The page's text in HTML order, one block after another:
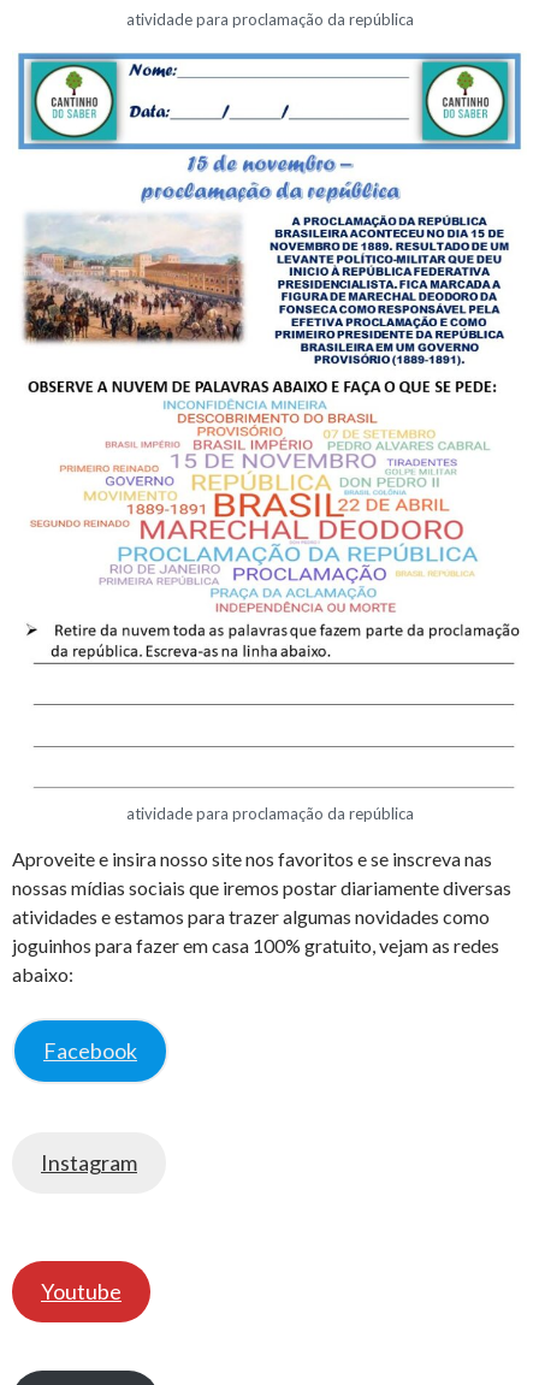
atividade para proclamação da república
atividade para proclamação da república
Aproveite e insira nosso site nos favoritos e se inscreva nas
nossas mídias sociais que iremos postar diariamente diversas
atividades e estamos para trazer algumas novidades como
joguinhos para fazer em casa 100% gratuito, vejam as redes
abaixo:
Facebook
Instagram
Youtube